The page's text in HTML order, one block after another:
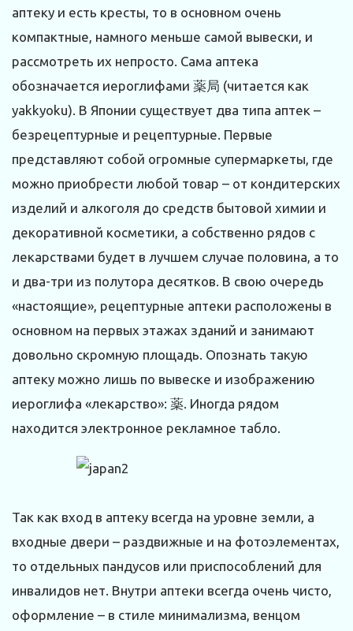
аптеку и есть кресты, то в основном очень
компактные, намного меньше самой вывески, и
рассмотреть их непросто. Сама аптека
обозначается иероглифами 薬局 (читается как
yakkyoku). В Японии существует два типа аптек –
безрецептурные и рецептурные. Первые
представляют собой огромные супермаркеты, где
можно приобрести любой товар – от кондитерских
изделий и алкоголя до средств бытовой химии и
декоративной косметики, а собственно рядов с
лекарствами будет в лучшем случае половина, а то
и два-три из полутора десятков. В свою очередь
«настоящие», рецептурные аптеки расположены в
основном на первых этажах зданий и занимают
довольно скромную площадь. Опознать такую
аптеку можно лишь по вывеске и изображению
иероглифа «лекарство»: 薬. Иногда рядом
находится электронное рекламное табло.
Так как вход в аптеку всегда на уровне земли, а
входные двери – раздвижные и на фотоэлементах,
то отдельных пандусов или приспособлений для
инвалидов нет. Внутри аптеки всегда очень чисто,
оформление – в стиле минимализма, венцом